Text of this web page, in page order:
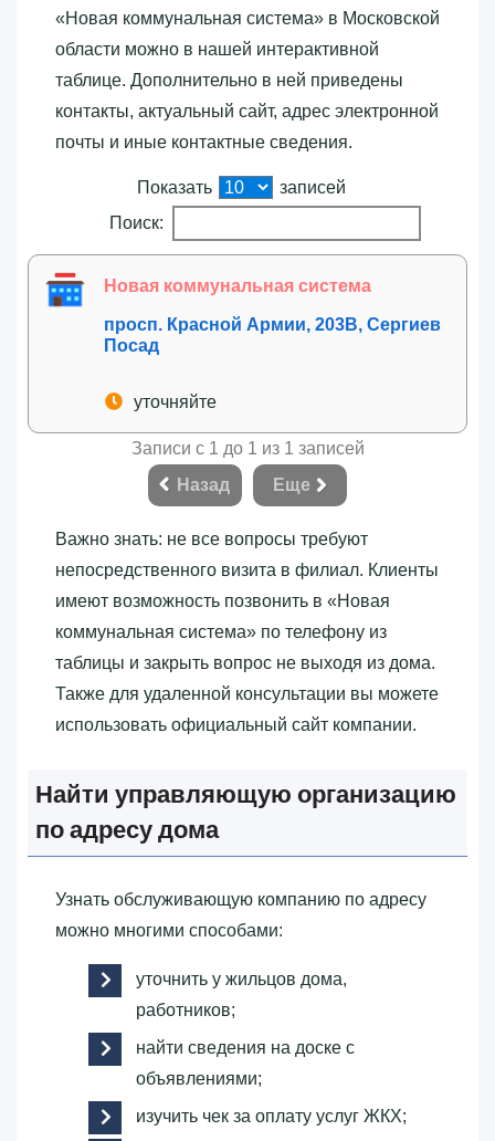
«‎Новая коммунальная система»‎ в Московской
области можно в нашей интерактивной
таблице. Дополнительно в ней приведены
контакты, актуальный сайт, адрес электронной
почты и иные контактные сведения.
Показать
записей
Поиск:
Новая коммунальная система
просп. Красной Армии, 203В, Сергиев
Посад
уточняйте
Записи с 1 до 1 из 1 записей
Назад
Еще
Важно знать: не все вопросы требуют
непосредственного визита в филиал. Клиенты
имеют возможность позвонить в «‎Новая
коммунальная система»‎ по телефону из
таблицы и закрыть вопрос не выходя из дома.
Также для удаленной консультации вы можете
использовать официальный сайт компании.
Найти управляющую организацию
по адресу дома
Узнать обслуживающую компанию по адресу
можно многими способами:
уточнить у жильцов дома,
работников;
найти сведения на доске с
объявлениями;
изучить чек за оплату услуг ЖКХ;